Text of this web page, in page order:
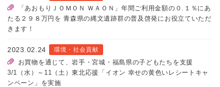
「あおもりＪＯＭＯＮ ＷＡＯＮ」年間ご利用金額の０.１％にあ
たる２９８万円を 青森県の縄文遺跡群の普及啓発にお役立ていただ
きます！
2023.02.24 環境・社会貢献
お買物を通じて、岩手・宮城・福島県の子どもたちを支援
3/1（水）～11（土）東北応援「イオン 幸せの黄色いレシートキャ
ンペーン」を実施